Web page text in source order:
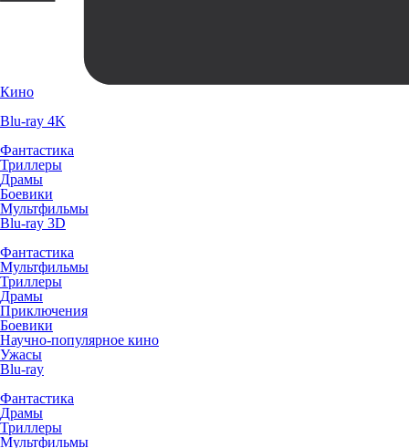
Кино
Blu-ray 4K
Фантастика
Триллеры
Драмы
Боевики
Мультфильмы
Blu-ray 3D
Фантастика
Мультфильмы
Триллеры
Драмы
Приключения
Боевики
Научно-популярное кино
Ужасы
Blu-ray
Фантастика
Драмы
Триллеры
Мультфильмы